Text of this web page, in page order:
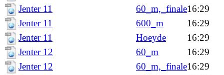
Jenter 11
60_m,_finale16:29
Jenter 11
600_m
16:29
Jenter 11
Hoeyde
16:29
Jenter 12
60_m
16:29
Jenter 12
60_m,_finale16:29